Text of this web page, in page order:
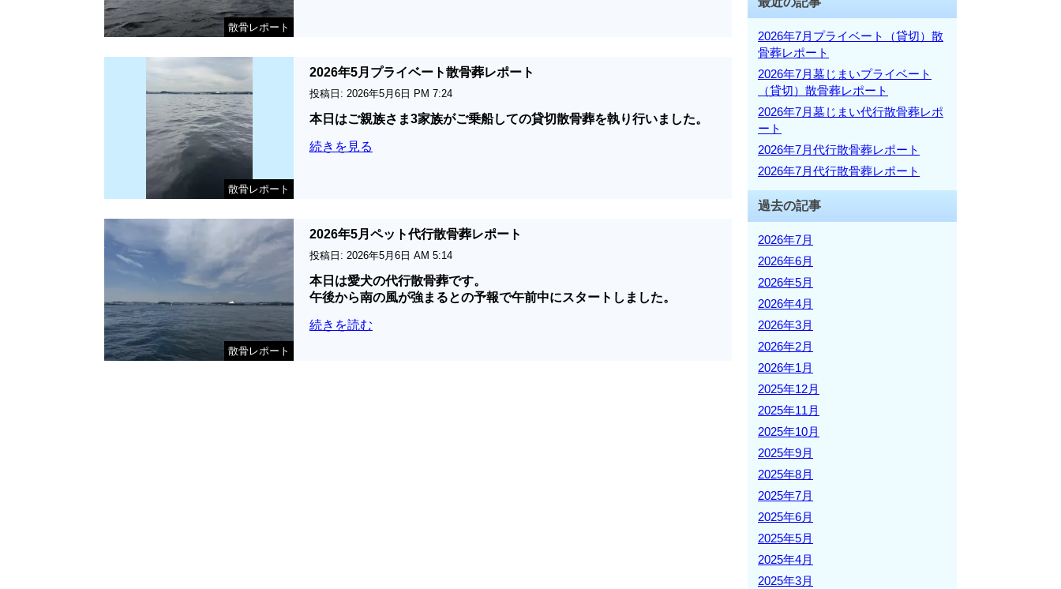
散骨レポート
散骨レポート
2026年5月プライベート散骨葬レポート
投稿日: 2026年5月6日 PM 7:24
本日はご親族さま3家族がご乗船しての貸切散骨葬を執り行いました。
続きを見る
散骨レポート
2026年5月ペット代行散骨葬レポート
投稿日: 2026年5月6日 AM 5:14
本日は愛犬の代行散骨葬です。
午後から南の風が強まるとの予報で午前中にスタートしました。
続きを読む
2026年7月プライベート（貸切）散
骨葬レポート
2026年7月墓じまいプライベート
（貸切）散骨葬レポート
2026年7月墓じまい代行散骨葬レポ
ート
2026年7月代行散骨葬レポート
2026年7月代行散骨葬レポート
過去の記事
2026年7月
2026年6月
2026年5月
2026年4月
2026年3月
2026年2月
2026年1月
2025年12月
2025年11月
2025年10月
2025年9月
2025年8月
2025年7月
2025年6月
2025年5月
2025年4月
2025年3月